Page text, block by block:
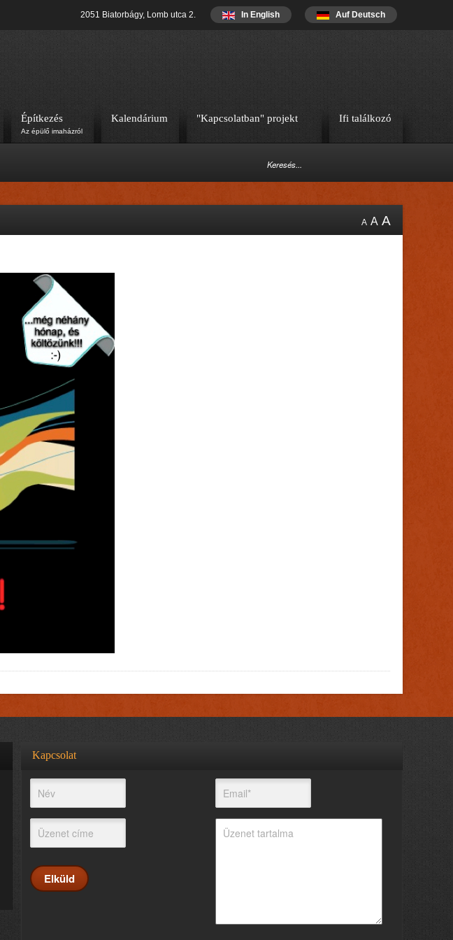
2051 Biatorbágy, Lomb utca 2. In English Auf Deutsch
Építkezés
Az épülő imaházról
Kalendárium "Kapcsolatban" projekt Ifi találkozó
A A A
Kapcsolat